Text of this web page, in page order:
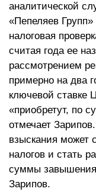
аналитической
«Пепеляев
налоговая
считая года ее
рассмотрением
примерно на два
ключевой ставке
«приобретут, по
отмечает
взыскания может
налогов и стать
суммы
Зарипов.